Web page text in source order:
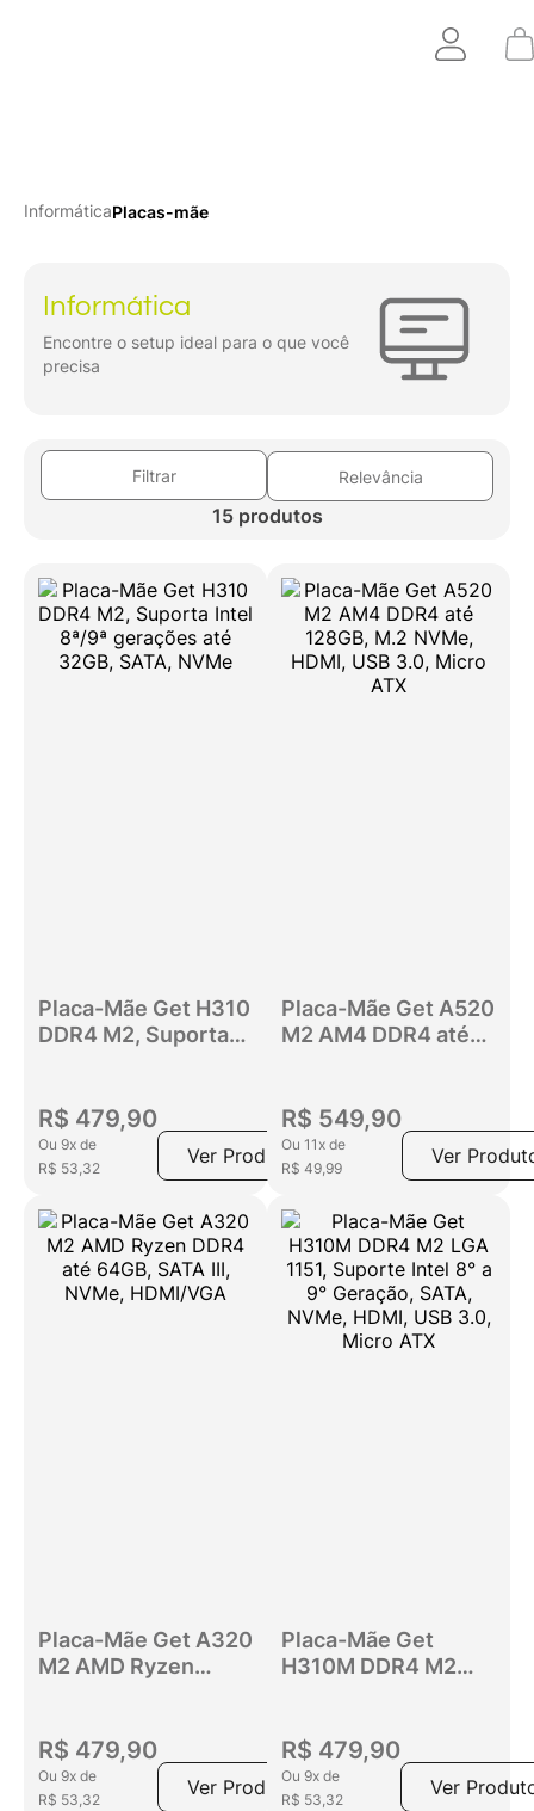
InformáticaPlacas-mãe
Informática
Encontre o setup ideal para o que você
precisa
Filtrar Relevância
15 produtos
Placa-Mãe Get H310
DDR4 M2, Suporta
NVMe
R$ 479,90
Ou 9x de
R$ 53,32
Ver Produto
Placa-Mãe Get A520
M2 AM4 DDR4 até
Micro ATX
R$ 549,90
Ou 11x de
R$ 49,99
Ver
Placa-Mãe Get A320
M2 AMD Ryzen
HDMI/VGA
R$ 479,90
Ou 9x de
R$ 53,32
Ver Produto
Placa-Mãe Get
H310M DDR4 M2
Geração, SATA,
NVMe, HDMI, USB
3.0, Micro ATX
R$ 479,90
Ou 9x de
R$ 53,32
Ver